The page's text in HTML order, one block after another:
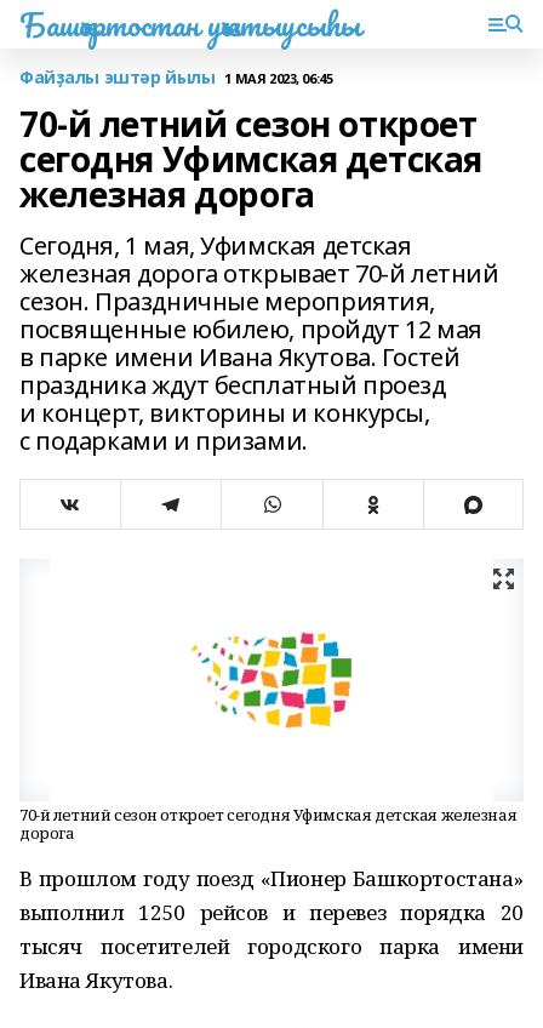
Башҡортостан уҡытыусыһы
Файҙалы эштәр йылы 1 МАЯ 2023, 06:45
70-й летний сезон откроет
сегодня Уфимская детская
железная дорога
Сегодня, 1 мая, Уфимская детская
железная дорога открывает 70-й летний
сезон. Праздничные мероприятия,
посвященные юбилею, пройдут 12 мая
в парке имени Ивана Якутова. Гостей
праздника ждут бесплатный проезд
и концерт, викторины и конкурсы,
с подарками и призами.
70-й летний сезон откроет сегодня Уфимская детская железная
дорога
В прошлом году поезд «Пионер Башкортостана»
выполнил 1250 рейсов и перевез порядка 20
тысяч посетителей городского парка имени
Ивана Якутова.